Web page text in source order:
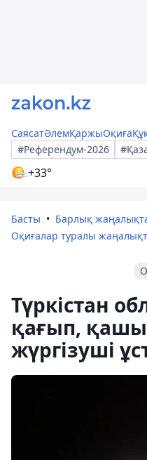
СаясатӘлемҚаржыОқиға
#Референдум-2026
+33°
Басты
Барлық
Оқиғалар туралы
Түркістан
қағып,
жүргізуші